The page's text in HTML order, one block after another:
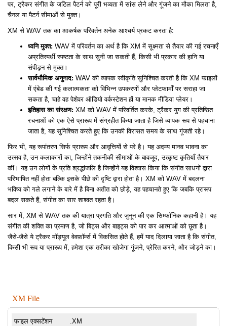
पर, ट्रैकर संगीत के जटिल पैटर्न को पूरी भव्यता में सांस लेने और गूंजने का मौका मिलता है,
चैनल या पैटर्न सीमाओं से मुक्त।
XM से WAV तक का आकर्षक परिवर्तन अनेक आश्चर्य प्रकट करता है:
ध्वनि मुक्त: WAV में परिवर्तन का अर्थ है कि XM में सूक्ष्मता से तैयार की गई रचनाएँ
अप्रतिस्पर्धी स्पष्टता के साथ सुनी जा सकती हैं, किसी भी प्रकार की हानि या
संपीड़न से मुक्त।
सार्वभौमिक अनुनाद: WAV की व्यापक स्वीकृति सुनिश्चित करती है कि XM फाइलों
में एंबेड की गई कलात्मकता को विभिन्न उपकरणों और प्लेटफार्मों पर सराहा जा
सकता है, चाहे वह पेशेवर ऑडियो वर्कस्टेशन हों या मानक मीडिया प्लेयर।
इतिहास का संरक्षण: XM को WAV में परिवर्तित करके, ट्रैकर युग की प्रतिष्ठित
रचनाओं को एक ऐसे प्रारूप में संग्रहीत किया जाता है जिसे व्यापक रूप से पहचाना
जाता है, यह सुनिश्चित करते हुए कि उनकी विरासत समय के साथ गूंजती रहे।
फिर भी, यह रूपांतरण सिर्फ प्रारूप और आवृत्तियों से परे है। यह अदम्य मानव भावना का
उत्सव है, उन कलाकारों का, जिन्होंने तकनीकी सीमाओं के बावजूद, उत्कृष्ट कृतियाँ तैयार
कीं। यह उन लोगों के प्रति श्रद्धांजलि है जिन्होंने यह विश्वास किया कि संगीत साधनों द्वारा
परिभाषित नहीं होता बल्कि इसके पीछे की दृष्टि द्वारा होता है। XM को WAV में बदलना
भविष्य को गले लगाने के बारे में है बिना अतीत को छोड़े, यह पहचानते हुए कि जबकि प्रारूप
बदल सकते हैं, संगीत का सार शाश्वत रहता है।
सार में, XM से WAV तक की यात्रा प्रगति और जुनून की एक सिम्फॉनिक कहानी है। यह
संगीत की शक्ति का प्रमाण है, जो बिट्स और बाइट्स को पार कर आत्माओं को छूता है।
जैसे-जैसे ये ट्रैकर मॉड्यूल वेवफ़ॉर्म्स में विकसित होते हैं, हमें याद दिलाया जाता है कि संगीत,
किसी भी रूप या प्रारूप में, हमेशा एक तरीका खोजेगा गूंजने, प्रेरित करने, और जोड़ने का।
XM File
फाइल एक्सटेंशन .XM